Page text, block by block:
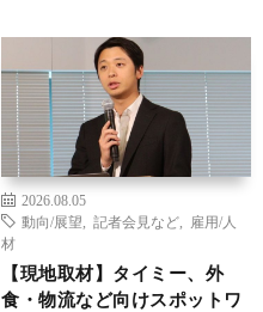
2026.08.05
動向/展望
記者会見など
雇用/人
材
【現地取材】タイミー、外
食・物流など向けスポットワ